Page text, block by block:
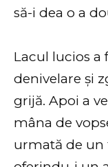
să-i dea o a
Lacul lucios a
denivelare și
grijă. Apoi a
mâna de
urmată de un